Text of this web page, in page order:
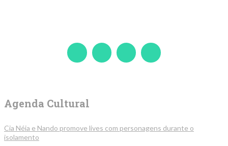
Agenda Cultural
Cia Néia e Nando promove lives com personagens durante o
isolamento